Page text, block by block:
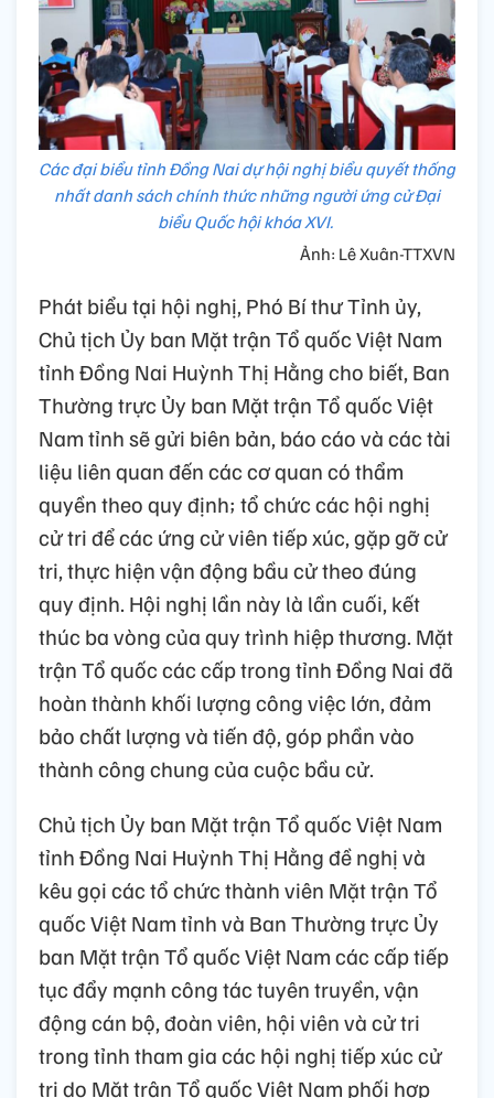
Các đại biểu tỉnh Đồng Nai dự hội nghị biểu quyết thống
nhất danh sách chính thức những người ứng cử Đại
biểu Quốc hội khóa XVI.
Ảnh: Lê Xuân-TTXVN
Phát biểu tại hội nghị, Phó Bí thư Tỉnh ủy,
Chủ tịch Ủy ban Mặt trận Tổ quốc Việt Nam
tỉnh Đồng Nai Huỳnh Thị Hằng cho biết, Ban
Thường trực Ủy ban Mặt trận Tổ quốc Việt
Nam tỉnh sẽ gửi biên bản, báo cáo và các tài
liệu liên quan đến các cơ quan có thẩm
quyền theo quy định; tổ chức các hội nghị
cử tri để các ứng cử viên tiếp xúc, gặp gỡ cử
tri, thực hiện vận động bầu cử theo đúng
quy định. Hội nghị lần này là lần cuối, kết
thúc ba vòng của quy trình hiệp thương. Mặt
trận Tổ quốc các cấp trong tỉnh Đồng Nai đã
hoàn thành khối lượng công việc lớn, đảm
bảo chất lượng và tiến độ, góp phần vào
thành công chung của cuộc bầu cử.
Chủ tịch Ủy ban Mặt trận Tổ quốc Việt Nam
tỉnh Đồng Nai Huỳnh Thị Hằng đề nghị và
kêu gọi các tổ chức thành viên Mặt trận Tổ
quốc Việt Nam tỉnh và Ban Thường trực Ủy
ban Mặt trận Tổ quốc Việt Nam các cấp tiếp
tục đẩy mạnh công tác tuyên truyền, vận
động cán bộ, đoàn viên, hội viên và cử tri
trong tỉnh tham gia các hội nghị tiếp xúc cử
tri do Mặt trận Tổ quốc Việt Nam phối hợp